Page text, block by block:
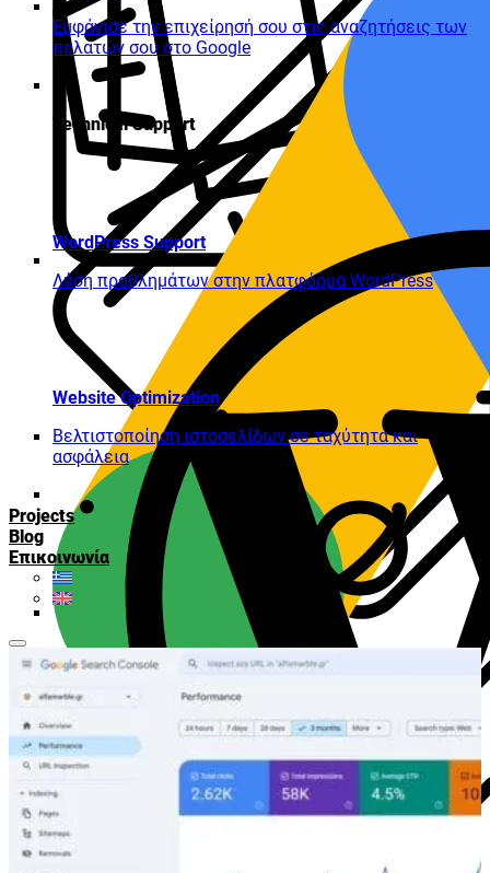
Εμφάνισε την επιχείρησή σου στις αναζητήσεις των
πελατών σου στο Google
Technical Support
WordPress Support
Λύση προβλημάτων στην πλατφόρμα WordPress
Website Optimization
Βελτιστοποίηση ιστοσελίδων σε ταχύτητα και
ασφάλεια
Projects
Blog
Επικοινωνία